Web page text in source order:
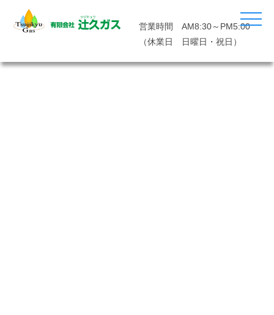
営業時間 AM8:30～PM5:00
（休業日 日曜日・祝日）